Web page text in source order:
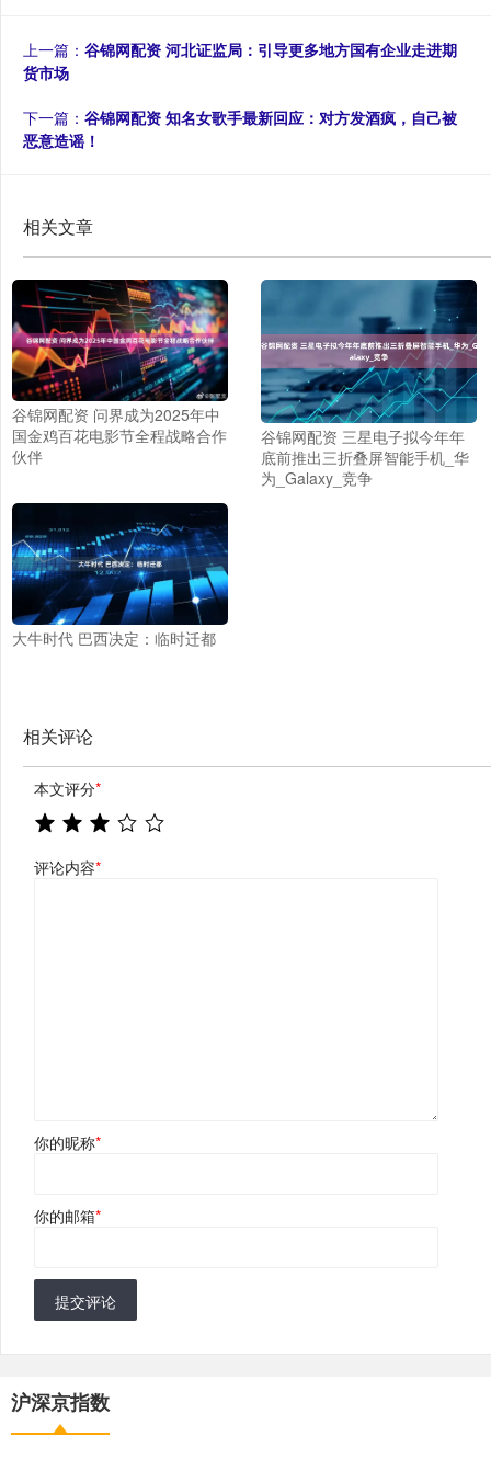
上一篇： 谷锦网配资 河北证监局：引导更多地方国有企业走进期
货市场
下一篇： 谷锦网配资 知名女歌手最新回应：对方发酒疯，自己被
恶意造谣！
相关文章
谷锦网配资 问界成为2025年中
国金鸡百花电影节全程战略合作
伙伴
谷锦网配资 三星电子拟今年年
底前推出三折叠屏智能手机_华
为_Galaxy_竞争
大牛时代 巴西决定：临时迁都
相关评论
本文评分*
评论内容*
你的昵称*
你的邮箱*
提交评论
沪深京指数